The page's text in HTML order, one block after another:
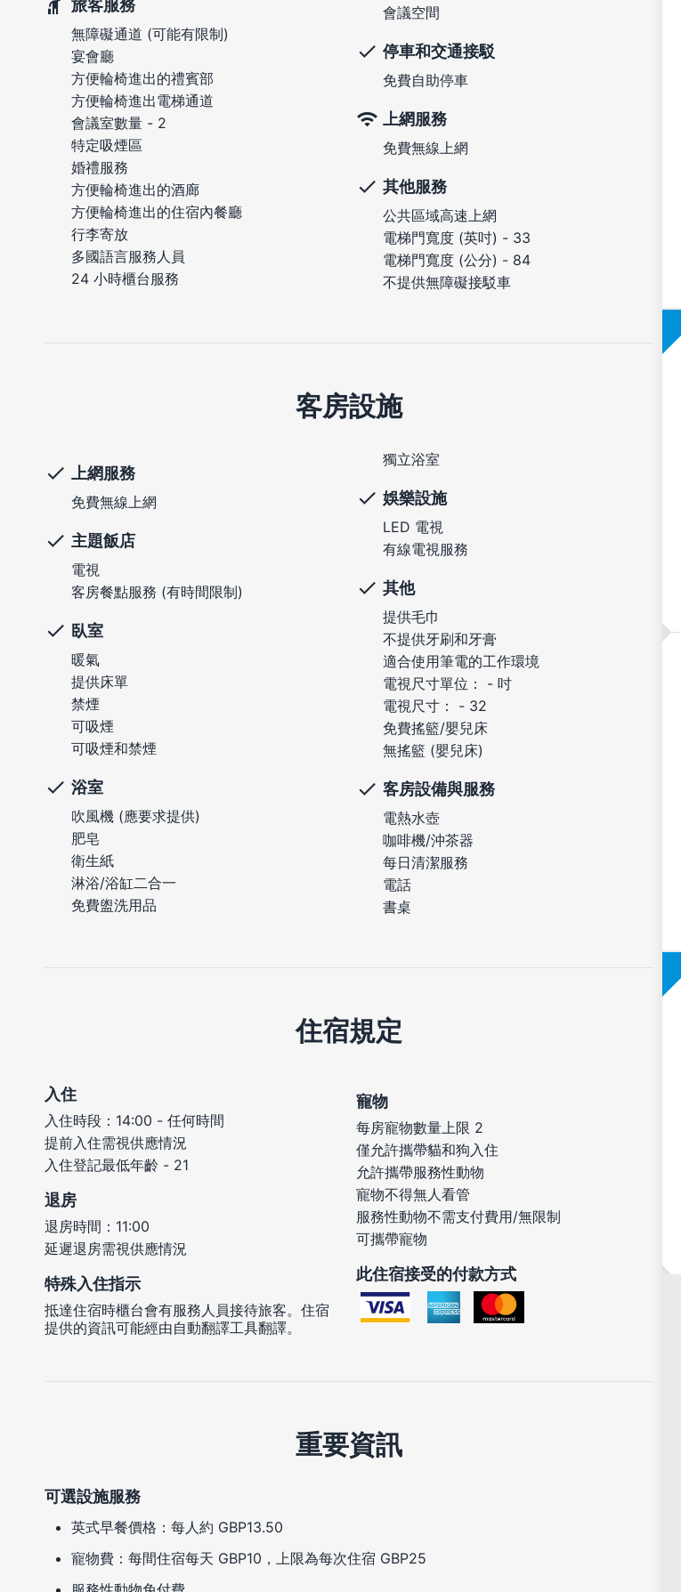
旅客服務
無障礙通道 (可能有限制)
宴會廳
方便輪椅進出的禮賓部
方便輪椅進出電梯通道
會議室數量 - 2
特定吸煙區
婚禮服務
方便輪椅進出的酒廊
方便輪椅進出的住宿內餐廳
行李寄放
多國語言服務人員
24 小時櫃台服務
會議空間
停車和交通接駁
免費自助停車
上網服務
免費無線上網
其他服務
公共區域高速上網
電梯門寬度 (英吋) - 33
電梯門寬度 (公分) - 84
不提供無障礙接駁車
客房設施
上網服務
免費無線上網
主題飯店
電視
客房餐點服務 (有時間限制)
臥室
暖氣
提供床單
禁煙
可吸煙
可吸煙和禁煙
浴室
吹風機 (應要求提供)
肥皂
衛生紙
淋浴/浴缸二合一
免費盥洗用品
獨立浴室
娛樂設施
LED 電視
有線電視服務
其他
提供毛巾
不提供牙刷和牙膏
適合使用筆電的工作環境
電視尺寸單位： - 吋
電視尺寸： - 32
免費搖籃/嬰兒床
無搖籃 (嬰兒床)
客房設備與服務
電熱水壺
咖啡機/沖茶器
每日清潔服務
電話
書桌
住宿規定
入住
入住時段：14:00 - 任何時間
提前入住需視供應情況
入住登記最低年齡 - 21
退房
退房時間：11:00
延遲退房需視供應情況
特殊入住指示
抵達住宿時櫃台會有服務人員接待旅客。住宿
提供的資訊可能經由自動翻譯工具翻譯。
寵物
每房寵物數量上限 2
僅允許攜帶貓和狗入住
允許攜帶服務性動物
寵物不得無人看管
服務性動物不需支付費用/無限制
可攜帶寵物
此住宿接受的付款方式
重要資訊
可選設施服務
英式早餐價格：每人約 GBP13.50
寵物費：每間住宿每天 GBP10，上限為每次住宿 GBP25